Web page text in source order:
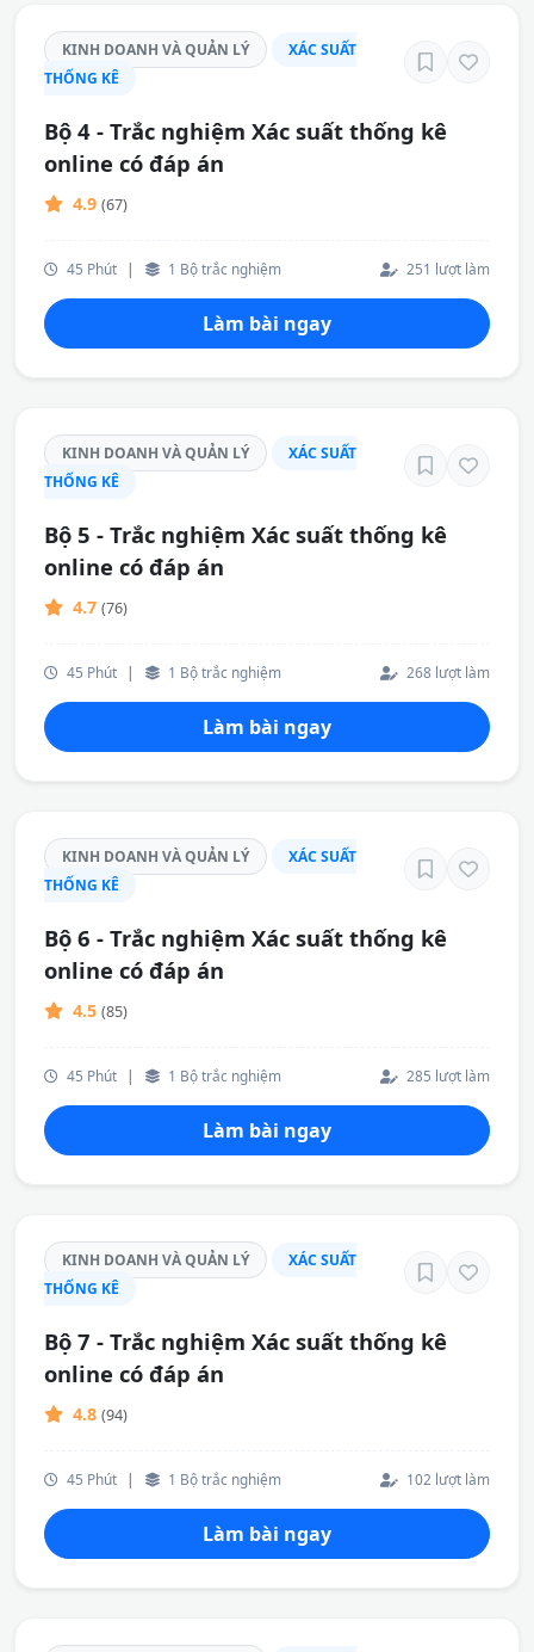
KINH DOANH VÀ QUẢN LÝ
XÁC SUẤT
THỐNG KÊ
Bộ 4 - Trắc nghiệm Xác suất thống kê
online có đáp án
4.9 (67)
45 Phút | 1 Bộ trắc nghiệm 251 lượt làm
Làm bài ngay
KINH DOANH VÀ QUẢN LÝ
XÁC SUẤT
THỐNG KÊ
Bộ 5 - Trắc nghiệm Xác suất thống kê
online có đáp án
4.7 (76)
45 Phút | 1 Bộ trắc nghiệm 268 lượt làm
Làm bài ngay
KINH DOANH VÀ QUẢN LÝ
XÁC SUẤT
THỐNG KÊ
Bộ 6 - Trắc nghiệm Xác suất thống kê
online có đáp án
4.5 (85)
45 Phút | 1 Bộ trắc nghiệm 285 lượt làm
Làm bài ngay
KINH DOANH VÀ QUẢN LÝ
XÁC SUẤT
THỐNG KÊ
Bộ 7 - Trắc nghiệm Xác suất thống kê
online có đáp án
4.8 (94)
45 Phút | 1 Bộ trắc nghiệm 102 lượt làm
Làm bài ngay